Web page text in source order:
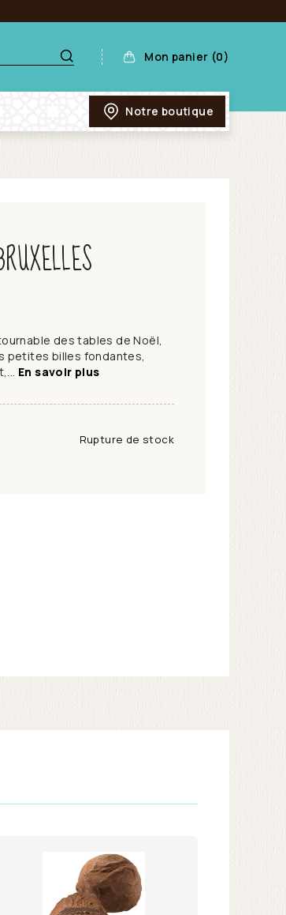
Mon panier (0)
Notre boutique
des tables de Noël,
petites billes fondantes,
En savoir plus
Rupture de stock